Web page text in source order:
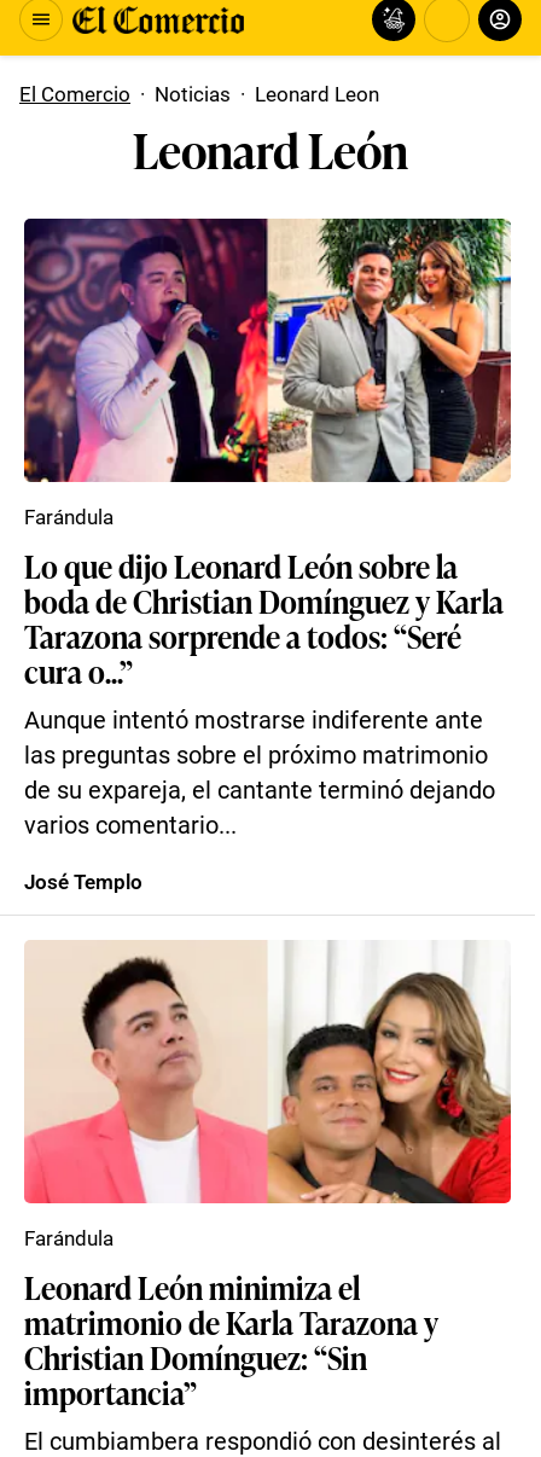
El Comercio · Noticias · Leonard Leon
Leonard León
Lo que dijo Leonard León sobre la
boda de Christian Domínguez y Karla
Tarazona sorprende a todos: “Seré
cura o...”
Aunque intentó mostrarse indiferente ante
las preguntas sobre el próximo matrimonio
de su expareja, el cantante terminó dejando
varios comentario...
Farándula
José Templo
Leonard León minimiza el
matrimonio de Karla Tarazona y
Christian Domínguez: “Sin
importancia”
El cumbiambera respondió con desinterés al
Farándula